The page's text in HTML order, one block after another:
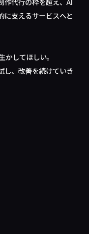
に支えるサービスへと
してほしい。
し、改善を続けていき